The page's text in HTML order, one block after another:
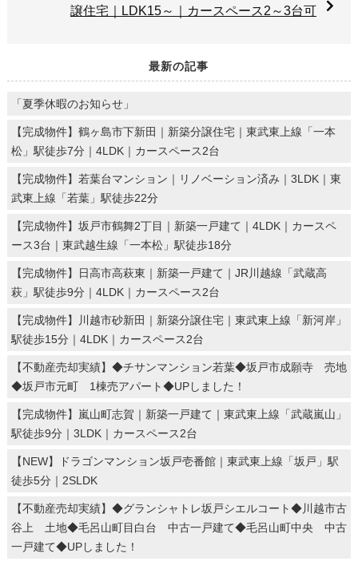
譲住宅｜LDK15～｜カースペース2～3台可
最新の記事
「夏季休暇のお知らせ」
【完成物件】鶴ヶ島市下新田｜新築分譲住宅｜東武東上線「一本
松」駅徒歩7分｜4LDK｜カースペース2台
【完成物件】若葉台マンション｜リノベーション済み｜3LDK｜東
武東上線「若葉」駅徒歩22分
【完成物件】坂戸市鶴舞2丁目｜新築一戸建て｜4LDK｜カースペ
ース3台｜東武越生線「一本松」駅徒歩18分
【完成物件】日高市高萩東｜新築一戸建て｜JR川越線「武蔵高
萩」駅徒歩9分｜4LDK｜カースペース2台
【完成物件】川越市砂新田｜新築分譲住宅｜東武東上線「新河岸」
駅徒歩15分｜4LDK｜カースペース2台
【不動産売却実績】◆チサンマンション若葉◆坂戸市成願寺 売地
◆坂戸市元町 1棟売アパート◆UPしました！
【完成物件】嵐山町志賀｜新築一戸建て｜東武東上線「武蔵嵐山」
駅徒歩9分｜3LDK｜カースペース2台
【NEW】ドラゴンマンション坂戸壱番館｜東武東上線「坂戸」駅
徒歩5分｜2SLDK
【不動産売却実績】◆グランシャトレ坂戸シエルコート◆川越市古
谷上 土地◆毛呂山町目白台 中古一戸建て◆毛呂山町中央 中古
一戸建て◆UPしました！